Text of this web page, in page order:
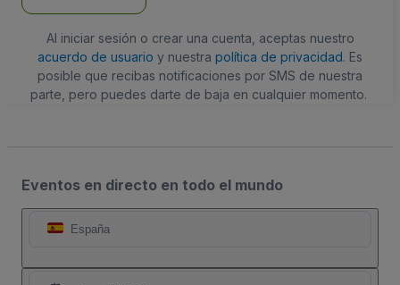
Al iniciar sesión o crear una cuenta, aceptas nuestro
acuerdo de usuario y nuestra política de privacidad. Es
posible que recibas notificaciones por SMS de nuestra
parte, pero puedes darte de baja en cualquier momento.
Eventos en directo en todo el mundo
España